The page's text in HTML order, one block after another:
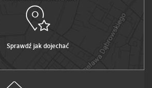
Sprawdź jak dojechać